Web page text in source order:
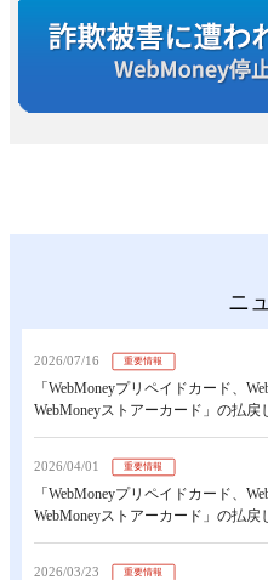
ニ
2026/07/16 重要情報
「WebMoneyプリペイドカード、
WebMoneyストアーカード」の払
2026/04/01 重要情報
「WebMoneyプリペイドカード、
WebMoneyストアーカード」の払
2026/03/23 重要情報